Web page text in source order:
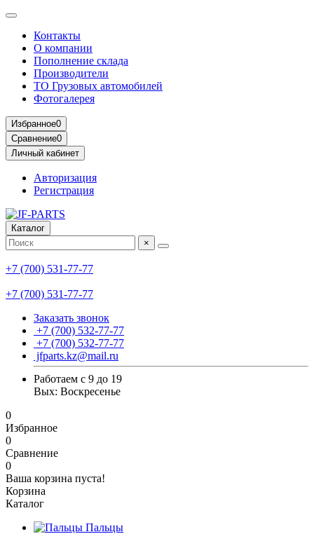
Контакты
О компании
Пополнение склада
Производители
ТО Грузовых автомобилей
Фотогалерея
Избранное0
Сравнение0
Личный кабинет
Авторизация
Регистрация
Каталог
×
+7 (700) 531-77-77
+7 (700) 531-77-77
Заказать звонок
+7 (700) 532-77-77
+7 (700) 532-77-77
jfparts.kz@mail.ru
Работаем с 9 до 19
Вых: Воскресенье
0
Избранное
0
Сравнение
0
Ваша корзина пуста!
Корзина
Каталог
Пальцы